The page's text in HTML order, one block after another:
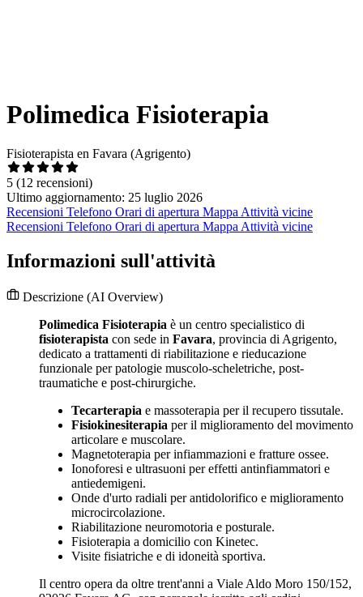
Polimedica Fisioterapia
Fisioterapista en Favara (Agrigento)
5 (12 recensioni)
Ultimo aggiornamento: 25 luglio 2026
Recensioni Telefono Orari di apertura Mappa Attività vicine
Recensioni Telefono Orari di apertura Mappa Attività vicine
Informazioni sull'attività
Descrizione (AI Overview)
Polimedica Fisioterapia è un centro specialistico di
fisioterapista con sede in Favara, provincia di Agrigento,
dedicato a trattamenti di riabilitazione e rieducazione
funzionale per patologie muscolo-scheletriche, post-
traumatiche e post-chirurgiche.
Tecarterapia e massoterapia per il recupero tissutale.
Fisiokinesiterapia per il miglioramento del movimento
articolare e muscolare.
Magnetoterapia per infiammazioni e fratture ossee.
Ionoforesi e ultrasuoni per effetti antinfiammatori e
antiedemigeni.
Onde d'urto radiali per antidolorifico e miglioramento
microcircolazione.
Riabilitazione neuromotoria e posturale.
Fisioterapia a domicilio con Kinetec.
Visite fisiatriche e di idoneità sportiva.
Il centro opera da oltre trent'anni a Viale Aldo Moro 150/152,